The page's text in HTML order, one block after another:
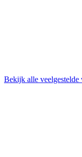
Bekijk alle veelgestelde